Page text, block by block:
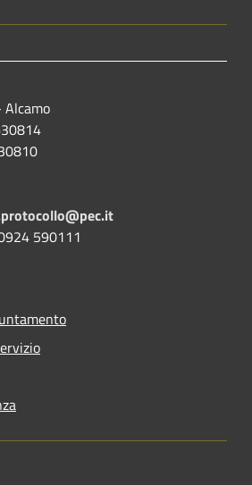
590111